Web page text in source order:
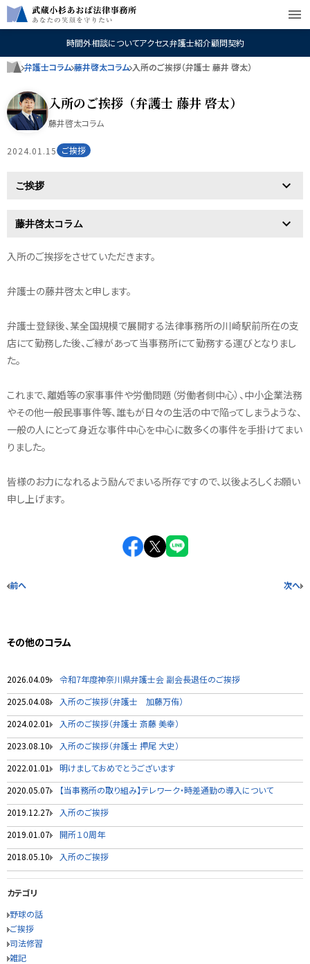
menu
時間外相談についてアクセス弁護士紹介顧問契約
弁護士コラム 藤井啓太コラム 入所のご挨拶（弁護士 藤井 啓太）
入所のご挨拶（弁護士 藤井 啓太）
藤井啓太コラム
2024.01.15 ご挨拶
入所のご挨拶をさせていただきます。
弁護士の藤井啓太と申します。
弁護士登録後、某全国規模で展開する法律事務所の川崎駅前所在の支
店にて勤務した後、ご縁があって当事務所にて勤務する運びとなりまし
た。
これまで、離婚等の家事事件や労働問題（労働者側中心）、中小企業法務
やその他一般民事事件等、誰もが日々の生活の中で陥ってしまうような、
一般の人にとって身近な事件中心を中心に数多くの事件を手掛けてまい
りました。
皆様のお力になれるよう励んでまいる所存ですので、以後よろしくお願い
申し上げます。
前へ 次へ
その他のコラム
2026.04.09
令和7年度神奈川県弁護士会 副会長退任のご挨拶
2025.04.08
入所のご挨拶（弁護士 加藤万侑）
2024.02.01
入所のご挨拶（弁護士 斎藤 美幸）
2023.08.10
入所のご挨拶（弁護士 押尾 大史）
2022.01.01
明けましておめでとうございます
2020.05.07
【当事務所の取り組み】テレワーク・時差通勤の導入について
2019.12.27
入所のご挨拶
2019.01.07
開所１０周年
2018.05.10
入所のご挨拶
カテゴリ
野球の話
ご挨拶
司法修習
雑記